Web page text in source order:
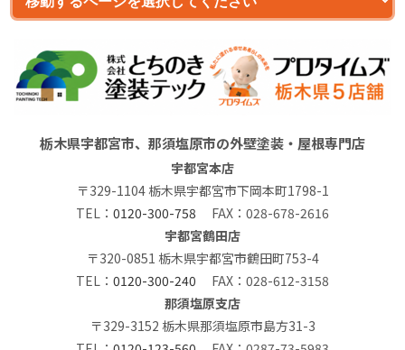
栃木県宇都宮市、那須塩原市の外壁塗装・屋根専門店
宇都宮本店
〒329-1104 栃木県宇都宮市下岡本町1798-1
TEL： 0120-300-758 FAX：028-678-2616
宇都宮鶴田店
〒320-0851 栃木県宇都宮市鶴田町753-4
TEL： 0120-300-240 FAX：028-612-3158
那須塩原支店
〒329-3152 栃木県那須塩原市島方31-3